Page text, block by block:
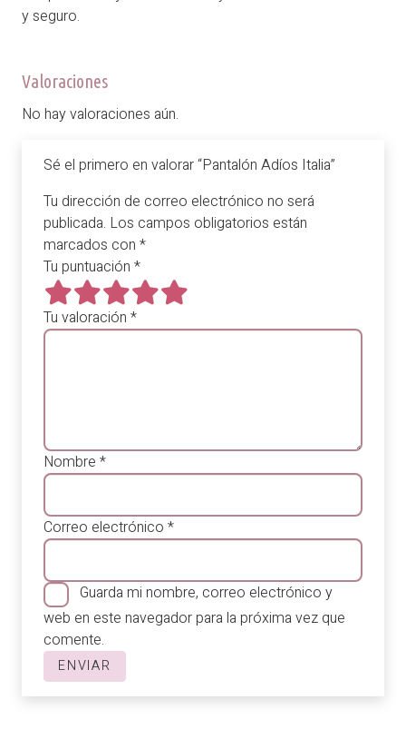
y seguro.
Valoraciones
No hay valoraciones aún.
Sé el primero en valorar “Pantalón Adíos Italia”
Tu dirección de correo electrónico no será
publicada. Los campos obligatorios están
marcados con *
Tu puntuación *
Tu valoración *
Nombre *
Correo electrónico *
Guarda mi nombre, correo electrónico y
web en este navegador para la próxima vez que
comente.